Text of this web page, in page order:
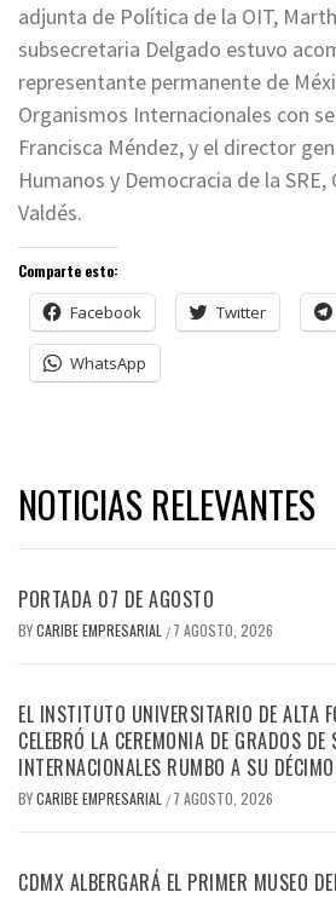
adjunta de Política de la OIT,
subsecretaria Delgado estuvo
representante permanente de
Organismos Internacionales con
Francisca Méndez, y el director
Humanos y Democracia de la
Valdés.
Comparte esto:
Facebook Twitter
WhatsApp
NOTICIAS RELEVANTES
PORTADA 07 DE AGOSTO
BYCARIBE EMPRESARIAL / 7 AGOSTO, 2026
EL INSTITUTO UNIVERSITARIO DE ALTA
CELEBRÓ LA CEREMONIA DE GRADOS
INTERNACIONALES RUMBO A SU
BYCARIBE EMPRESARIAL / 7 AGOSTO, 2026
CDMX ALBERGARÁ EL PRIMER MUSEO